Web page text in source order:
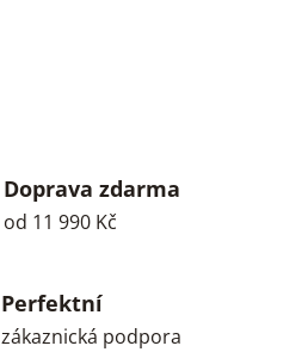
Doprava zdarma
od 11 990 Kč
Perfektní
zákaznická podpora